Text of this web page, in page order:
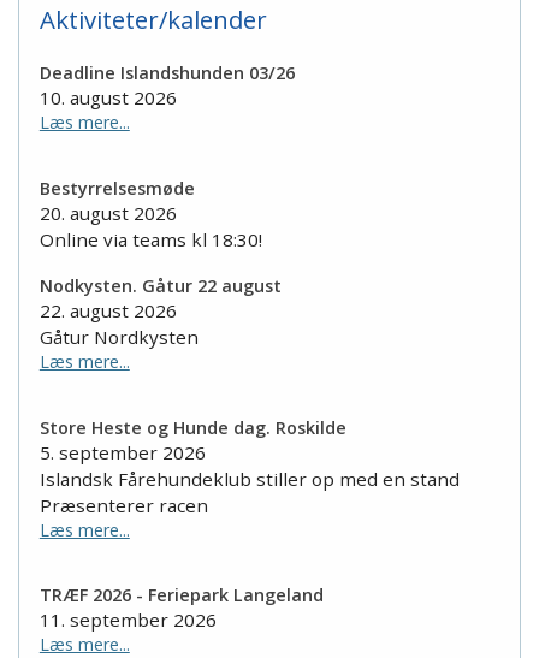
Aktiviteter/kalender
Deadline Islandshunden 03/26
10. august 2026
Læs mere...
Bestyrrelsesmøde
20. august 2026
Online via teams kl 18:30!
Nodkysten. Gåtur 22 august
22. august 2026
Gåtur Nordkysten
Læs mere...
Store Heste og Hunde dag. Roskilde
5. september 2026
Islandsk Fårehundeklub stiller op med en stand
Præsenterer racen
Læs mere...
TRÆF 2026 - Feriepark Langeland
11. september 2026
Læs mere...